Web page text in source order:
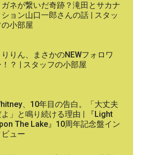
ガネが繋いだ奇跡？滝田とサカナ
ション山口一郎さんの話 | スタッ
の小部屋
りりん、まさかのNEWフォロワ
！？ | スタッフの小部屋
、10年目の告白。「大丈夫
よ」と鳴り続ける理由 | 『Light
The Lake』10周年記念盤イン
ビュー